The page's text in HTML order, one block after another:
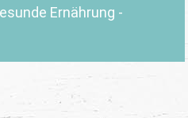
Ernährung -